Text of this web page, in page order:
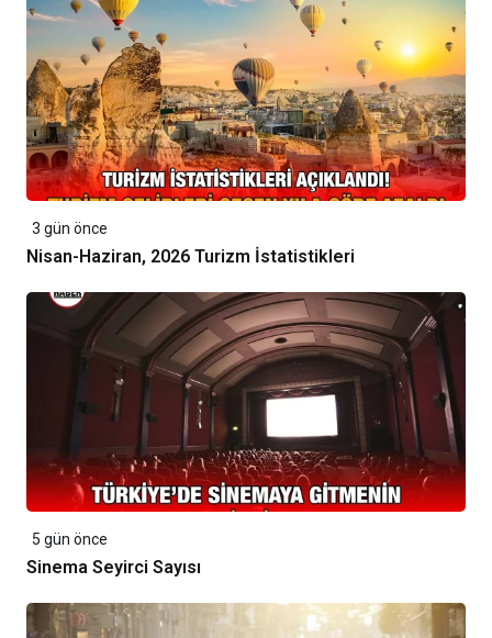
3 gün önce
Nisan-Haziran, 2026 Turizm İstatistikleri
5 gün önce
Sinema Seyirci Sayısı